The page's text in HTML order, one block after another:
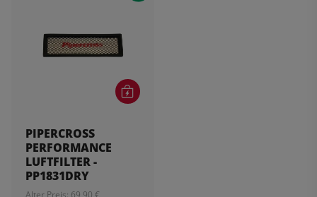
PIPERCROSS
PERFORMANCE
LUFTFILTER -
PP1831DRY
Alter Preis: 69,90 €